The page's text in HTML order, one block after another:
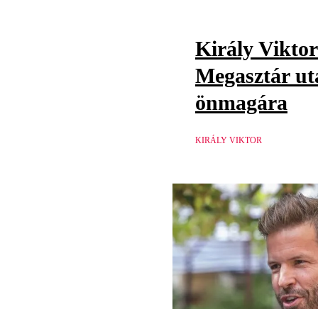
Király Viktor
Megasztár
önmagára
KIRÁLY VIKTOR